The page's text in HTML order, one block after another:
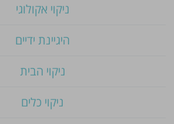
ניקוי אקולוגי
היגיינת ידיים
ניקוי הבית
ניקוי כלים